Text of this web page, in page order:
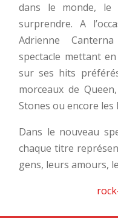
dans le monde, le
surprendre. A
Adrienne
spectacle mettant
sur ses hits
morceaux de
Stones ou encore les
Dans le nouveau
chaque titre
gens, leurs amours,